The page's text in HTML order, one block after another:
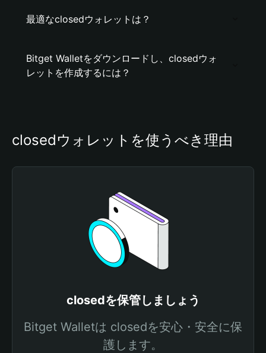
最適なclosedウォレットは？
Bitget Walletをダウンロードし、closedウォ
レットを作成するには？
closedウォレットを使うべき理由
closedを保管しましょう
Bitget Walletは closedを安心・安全に保
護します。